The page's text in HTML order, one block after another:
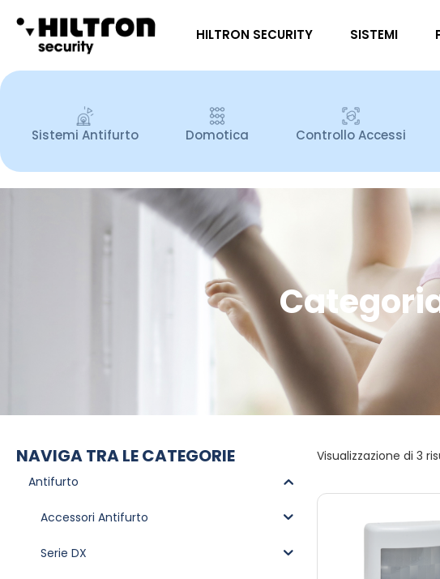
HILTRON SECURITY SISTEMI
Sistemi Antifurto Domotica Controllo Accessi
NAVIGA TRA LE CATEGORIE
Antifurto
Accessori Antifurto
Serie DX
Visualizzazione di 3